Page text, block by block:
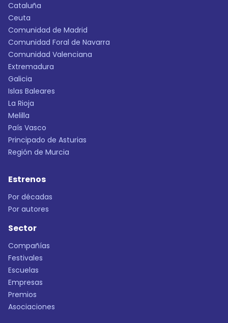
Cataluña
Ceuta
Comunidad de Madrid
Comunidad Foral de Navarra
Comunidad Valenciana
Extremadura
Galicia
Islas Baleares
La Rioja
Melilla
País Vasco
Principado de Asturias
Región de Murcia
Estrenos
Por décadas
Por autores
Sector
Compañías
Festivales
Escuelas
Empresas
Premios
Asociaciones